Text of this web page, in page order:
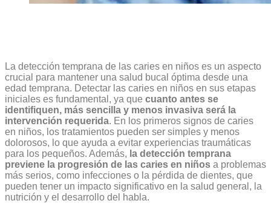
La detección temprana de las caries en niños es un aspecto
crucial para mantener una salud bucal óptima desde una
edad temprana. Detectar las caries en niños en sus etapas
iniciales es fundamental, ya que cuanto antes se
identifiquen, más sencilla y menos invasiva será la
intervención requerida. En los primeros signos de caries
en niños, los tratamientos pueden ser simples y menos
dolorosos, lo que ayuda a evitar experiencias traumáticas
para los pequeños. Además, la detección temprana
previene la progresión de las caries en niños a problemas
más serios, como infecciones o la pérdida de dientes, que
pueden tener un impacto significativo en la salud general, la
nutrición y el desarrollo del habla.